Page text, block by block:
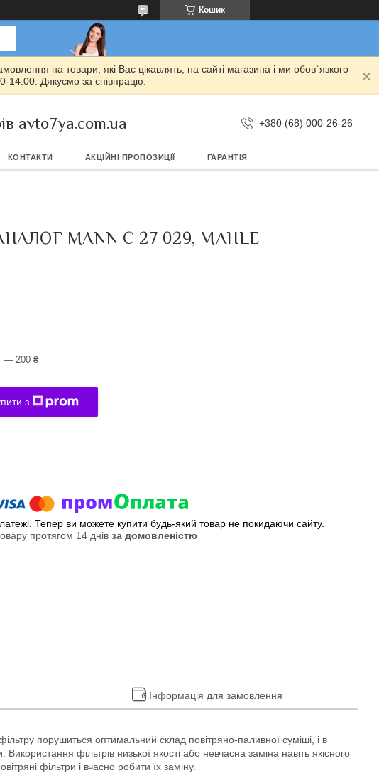
Кошик
на товари, які Вас цікавлять, на сайті магазина і ми обов`язкого
Дякуємо за співпрацю.
avto7ya.com.ua +380 (68) 000-26-26
КОНТАКТИ АКЦІЙНІ ПРОПОЗИЦІЇ ГАРАНТІЯ
MANN C 27 029, MAHLE
— 200 ₴
з
Тепер ви можете купити будь-який товар не покидаючи сайту.
протягом 14 днів за домовленістю
Інформація для замовлення
порушиться оптимальний склад повітряно-паливної суміші, і в
фільтрів низької якості або невчасна заміна навіть якісного
фільтри і вчасно робити їх заміну.